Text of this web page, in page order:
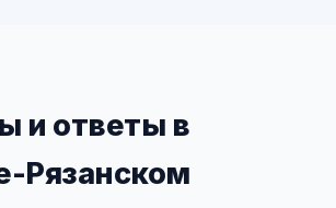
и ответы в
Рязанском